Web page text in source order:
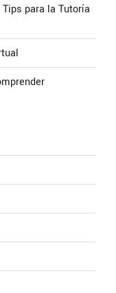
Tips para la Tutoría